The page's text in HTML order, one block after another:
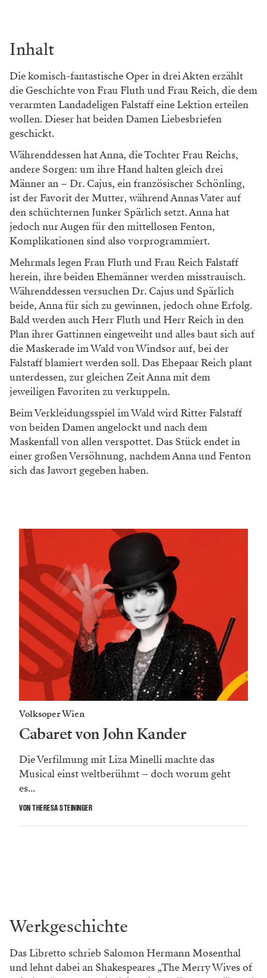
Inhalt
Die komisch-fantastische Oper in drei Akten erzählt
die Geschichte von Frau Fluth und Frau Reich, die dem
verarmten Landadeligen Falstaff eine Lektion erteilen
wollen. Dieser hat beiden Damen Liebesbriefen
geschickt.
Währenddessen hat Anna, die Tochter Frau Reichs,
andere Sorgen: um ihre Hand halten gleich drei
Männer an – Dr. Cajus, ein französischer Schönling,
ist der Favorit der Mutter, während Annas Vater auf
den schüchternen Junker Spärlich setzt. Anna hat
jedoch nur Augen für den mittellosen Fenton,
Komplikationen sind also vorprogrammiert.
Mehrmals legen Frau Fluth und Frau Reich Falstaff
herein, ihre beiden Ehemänner werden misstrauisch.
Währenddessen versuchen Dr. Cajus und Spärlich
beide, Anna für sich zu gewinnen, jedoch ohne Erfolg.
Bald werden auch Herr Fluth und Herr Reich in den
Plan ihrer Gattinnen eingeweiht und alles baut sich auf
die Maskerade im Wald von Windsor auf, bei der
Falstaff blamiert werden soll. Das Ehepaar Reich plant
unterdessen, zur gleichen Zeit Anna mit dem
jeweiligen Favoriten zu verkuppeln.
Beim Verkleidungsspiel im Wald wird Ritter Falstaff
von beiden Damen angelockt und nach dem
Maskenfall von allen verspottet. Das Stück endet in
einer großen Versöhnung, nachdem Anna und Fenton
sich das Jawort gegeben haben.
Volksoper Wien
Cabaret von John Kander
Die Verfilmung mit Liza Minelli machte das
Musical einst weltberühmt – doch worum geht
es...
VON THERESA STEININGER
Werkgeschichte
Das Libretto schrieb Salomon Hermann Mosenthal
und lehnt dabei an Shakespeares „The Merry Wives of